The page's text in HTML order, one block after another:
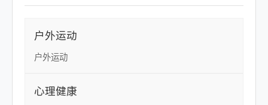
户外运动
户外运动
心理健康